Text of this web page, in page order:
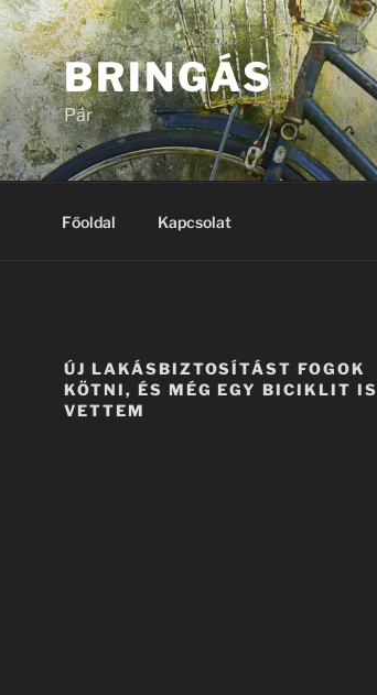
BRINGÁS
Pár
Főoldal Kapcsolat
ÚJ LAKÁSBIZTOSÍTÁST FOGOK
KÖTNI, ÉS MÉG EGY BICIKLIT IS
VETTEM